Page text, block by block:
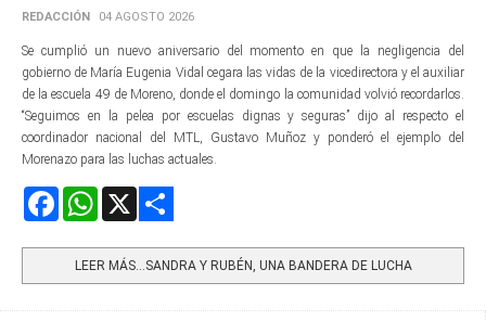
REDACCIÓN 04 AGOSTO 2026
Se cumplió un nuevo aniversario del momento en que la negligencia del
gobierno de María Eugenia Vidal cegara las vidas de la vicedirectora y el auxiliar
de la escuela 49 de Moreno, donde el domingo la comunidad volvió recordarlos.
“Seguimos en la pelea por escuelas dignas y seguras” dijo al respecto el
coordinador nacional del MTL, Gustavo Muñoz y ponderó el ejemplo del
Morenazo para las luchas actuales.
FacebookWhatsApp
LEER MÁS…SANDRA Y RUBÉN, UNA BANDERA DE LUCHA